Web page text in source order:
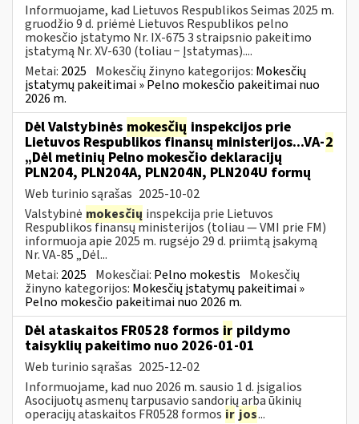
Informuojame, kad Lietuvos Respublikos Seimas 2025 m.
gruodžio 9 d. priėmė Lietuvos Respublikos pelno
mokesčio įstatymo Nr. IX-675 3 straipsnio pakeitimo
įstatymą Nr. XV-630 (toliau − Įstatymas)....
Metai: 2025 Mokesčių žinyno kategorijos: Mokesčių
įstatymų pakeitimai » Pelno mokesčio pakeitimai nuo
2026 m.
Dėl Valstybinės mokesčių inspekcijos prie
Lietuvos Respublikos finansų ministerijos...VA-2
„Dėl metinių Pelno mokesčio deklaracijų
PLN204, PLN204A, PLN204N, PLN204U formų
Web turinio sąrašas 2025-10-02
Valstybinė mokesčių inspekcija prie Lietuvos
Respublikos finansų ministerijos (toliau — VMI prie FM)
informuoja apie 2025 m. rugsėjo 29 d. priimtą įsakymą
Nr. VA-85 „Dėl...
Metai: 2025 Mokesčiai: Pelno mokestis Mokesčių
žinyno kategorijos: Mokesčių įstatymų pakeitimai »
Pelno mokesčio pakeitimai nuo 2026 m.
Dėl ataskaitos FR0528 formos ir pildymo
taisyklių pakeitimo nuo 2026-01-01
Web turinio sąrašas 2025-12-02
Informuojame, kad nuo 2026 m. sausio 1 d. įsigalios
Asocijuotų asmenų tarpusavio sandorių arba ūkinių
operacijų ataskaitos FR0528 formos ir jos...